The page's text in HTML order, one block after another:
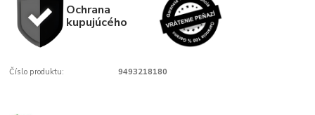
Ochrana
kupujúcého
Číslo produktu: 9493218180